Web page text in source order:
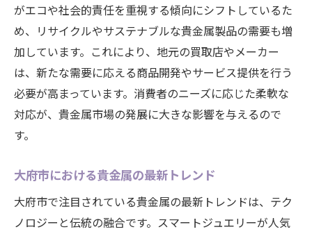
地元住民の視点による市場分析
貴金属需要の変化を追う
地域イベントが市場に与える影響
地元企業の貴金属取引への貢献
市場動向を反映した地元の反応
将来の市場動向を予測する
地域社会との協力による市場発展
未来の貴金属市場が抱える課題
がエコや社会的責任を重視する傾向にシフトしているた
め、リサイクルやサステナブルな貴金属製品の需要も増
加しています。これにより、地元の買取店やメーカー
は、新たな需要に応える商品開発やサービス提供を行う
必要が高まっています。消費者のニーズに応じた柔軟な
対応が、貴金属市場の発展に大きな影響を与えるので
す。
大府市における貴金属の最新トレンド
大府市で注目されている貴金属の最新トレンドは、テク
ノロジーと伝統の融合です。スマートジュエリーが人気